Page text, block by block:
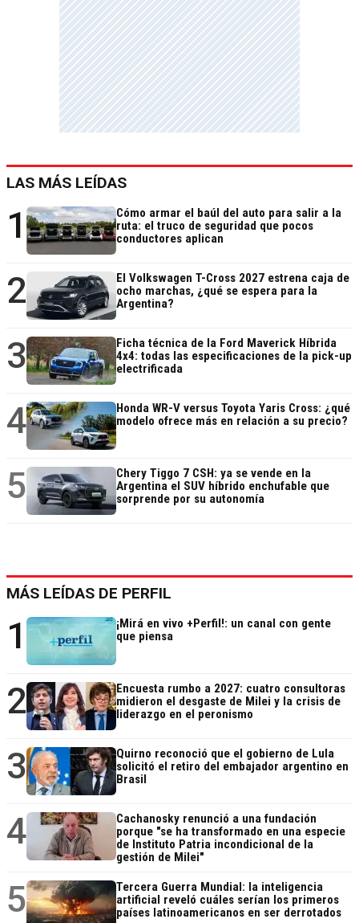
LAS MÁS LEÍDAS
1
Cómo armar el baúl del auto para salir a la
ruta: el truco de seguridad que pocos
conductores aplican
2
El Volkswagen T-Cross 2027 estrena caja de
ocho marchas, ¿qué se espera para la
Argentina?
3
Ficha técnica de la Ford Maverick Híbrida
4x4: todas las especificaciones de la pick-up
electrificada
4
Honda WR-V versus Toyota Yaris Cross: ¿qué
modelo ofrece más en relación a su precio?
5
Chery Tiggo 7 CSH: ya se vende en la
Argentina el SUV híbrido enchufable que
sorprende por su autonomía
MÁS LEÍDAS DE PERFIL
1
¡Mirá en vivo +Perfil!: un canal con gente
que piensa
2
Encuesta rumbo a 2027: cuatro consultoras
midieron el desgaste de Milei y la crisis de
liderazgo en el peronismo
3
Quirno reconoció que el gobierno de Lula
solicitó el retiro del embajador argentino en
Brasil
4
Cachanosky renunció a una fundación
porque "se ha transformado en una especie
de Instituto Patria incondicional de la
gestión de Milei"
5
Tercera Guerra Mundial: la inteligencia
artificial reveló cuáles serían los primeros
países latinoamericanos en ser derrotados